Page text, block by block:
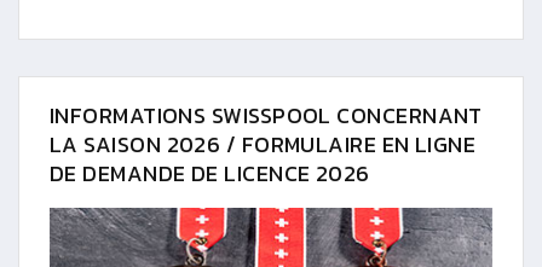
INFORMATIONS SWISSPOOL CONCERNANT
LA SAISON 2026 / FORMULAIRE EN LIGNE
DE DEMANDE DE LICENCE 2026